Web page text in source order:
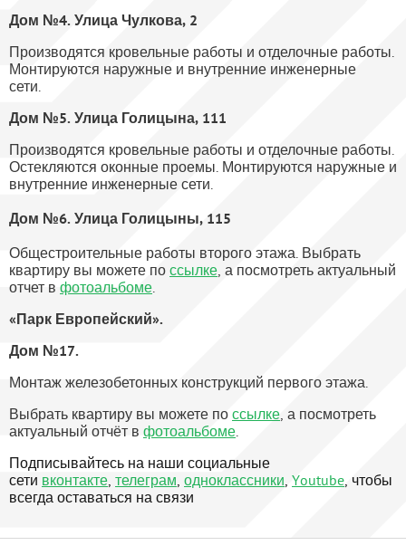
Дом №4. УлицаЧулкова, 2
Производятся кровельные работы и отделочные работы.
Монтируются наружные и внутренние инженерные
сети.
Дом №5. Улица Голицына, 111
Производятся кровельные работы и отделочные работы.
Остекляются оконные проемы. Монтируются наружные и
внутренние инженерные сети.
Дом №6. Улица Голицыны, 115
Общестроительные работы второго этажа. Выбрать
квартиру вы можете по ссылке, а посмотреть актуальный
отчет в фотоальбоме.
«Парк Европейский».
Дом №17.
Монтаж железобетонных конструкций первого этажа.
Выбрать квартиру вы можете по ссылке, а посмотреть
актуальный отчёт в фотоальбоме.
Подписывайтесь на наши социальные
сети вконтакте, телеграм, одноклассники, Youtube, чтобы
всегда оставаться на связи